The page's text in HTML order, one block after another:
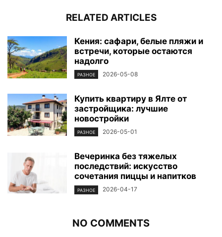
RELATED ARTICLES
Кения: сафари, белые пляжи и
встречи, которые остаются
надолго
РАЗНОЕ 2026-05-08
Купить квартиру в Ялте от
застройщика: лучшие
новостройки
РАЗНОЕ 2026-05-01
Вечеринка без тяжелых
последствий: искусство
сочетания пиццы и напитков
РАЗНОЕ 2026-04-17
NO COMMENTS